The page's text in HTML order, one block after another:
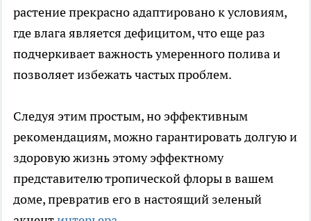
растение прекрасно адаптировано к условиям,
где влага является дефицитом, что еще раз
подчеркивает важность умеренного полива и
позволяет избежать частых проблем.
Следуя этим простым, но эффективным
рекомендациям, можно гарантировать долгую и
здоровую жизнь этому эффектному
представителю тропической флоры в вашем
доме, превратив его в настоящий зеленый